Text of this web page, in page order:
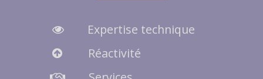
Expertise technique
Réactivité